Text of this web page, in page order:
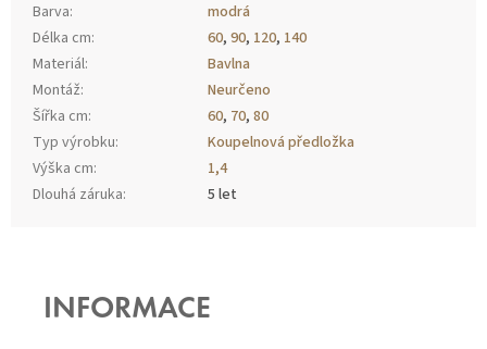
Barva:
modrá
Délka cm: 60, 90, 120, 140
Materiál:
Bavlna
Montáž:
Neurčeno
Šířka cm: 60, 70, 80
Typ výrobku:
Koupelnová předložka
Výška cm:
1,4
Dlouhá záruka:
5 let
INFORMACE